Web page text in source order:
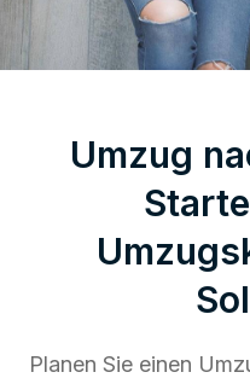
Umzug
Planen Sie einen